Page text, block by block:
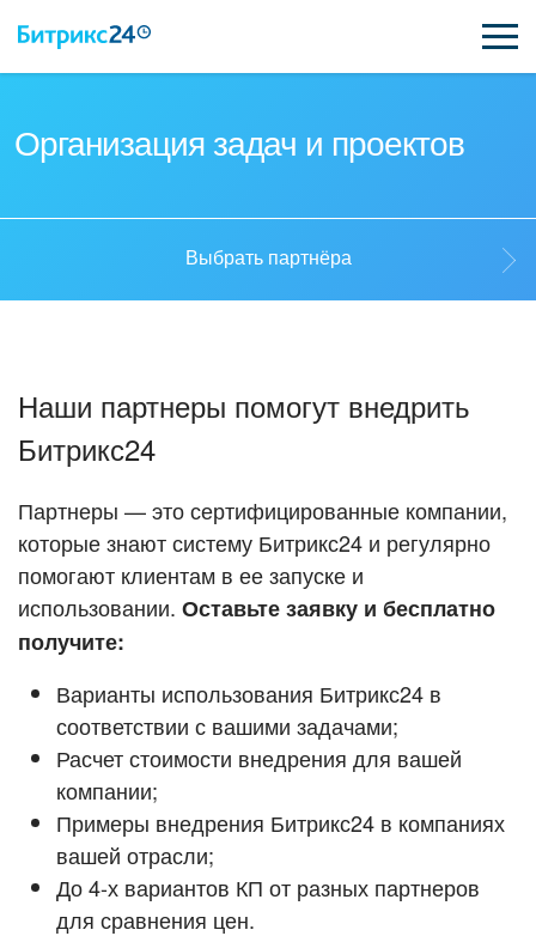
ПОЛУЧИТЬ БЕСПЛАТНО
ВХОД
ВХОД
Организация задач и проектов
Стать партнёром
Кейсы партнеров
Смотреть видеокейсы
Выбрать партнёра
Наши партнеры помогут внедрить
Битрикс24
Партнеры — это сертифицированные компании,
которые знают систему Битрикс24 и регулярно
помогают клиентам в ее запуске и
использовании. Оставьте заявку и бесплатно
получите:
Варианты использования Битрикс24 в
соответствии с вашими задачами;
Расчет стоимости внедрения для вашей
компании;
Примеры внедрения Битрикс24 в компаниях
вашей отрасли;
До 4-х вариантов КП от разных партнеров
для сравнения цен.